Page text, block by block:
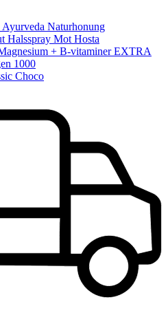
Naturhonung
Halsspray Mot Hosta
+ B-vitaminer EXTRA
1000
Choco